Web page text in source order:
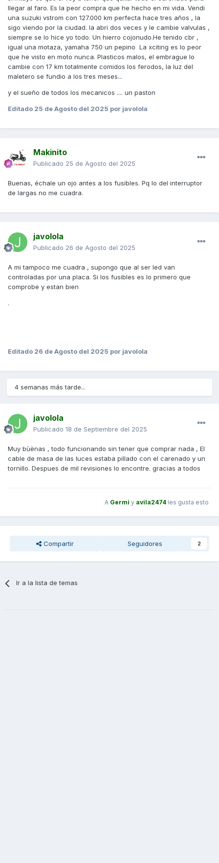
llegar al faro. Es la peor compra que he hecho en mi vida. Vendi
una suzuki vstrom con 127.000 km perfecta hace tres años , la
sigo viendo por la ciudad. la abri dos veces y le cambie valvulas ,
siempre se lo hice yo todo. Un hierro cojonudo.He tenido cbr ,
igual una motaza, yamaha 750 un pepino La xciting es lo peor
que he visto en moto nunca. Plasticos malos, el embrague lo
cambie con 17 km totalmente comidos los ferodos, la luz del
maletero se fundio a los tres meses...
y el sueño de todos los mecanicos .... un paston
Editado 25 de Agosto del 2025 por javolola
Makinito
Publicado 25 de Agosto del 2025
Buenas, échale un ojo antes a los fusibles. Pq lo del interruptor
de largas no me cuadra.
javolola
Publicado 26 de Agosto del 2025
A mi tampoco me cuadra , supongo que al ser led van
controladas por una placa. Si los fusibles es lo primero que
comprobe y estan bien
.
Editado 26 de Agosto del 2025 por javolola
4 semanas más tarde...
javolola
Publicado 18 de Septiembre del 2025
Muy bùènas , todo funcionando sin tener que comprar nada , El
cable de masa de las luces estaba pillado con el carenado y un
tornillo. Despues de mil revisiones lo encontre. gracias a todos
A Germi y avila2474 les gusta esto
Compartir Seguidores 2
Ir a la lista de temas